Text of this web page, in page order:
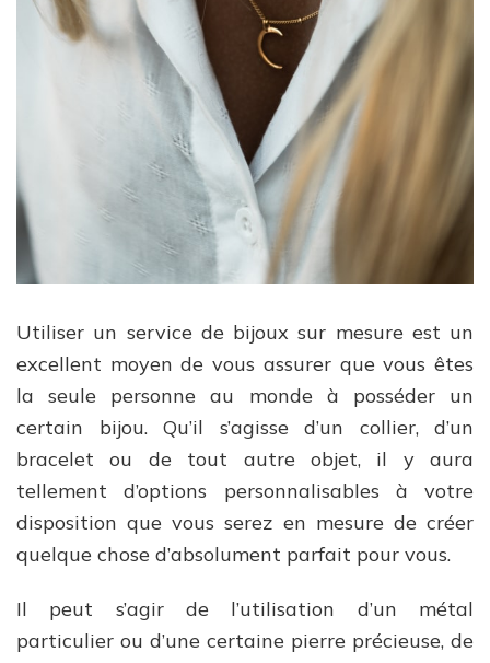
Utiliser un service de bijoux sur mesure est un
excellent moyen de vous assurer que vous êtes
la seule personne au monde à posséder un
certain bijou. Qu’il s’agisse d’un collier, d’un
bracelet ou de tout autre objet, il y aura
tellement d’options personnalisables à votre
disposition que vous serez en mesure de créer
quelque chose d’absolument parfait pour vous.
Il peut s’agir de l’utilisation d’un métal
particulier ou d’une certaine pierre précieuse, de